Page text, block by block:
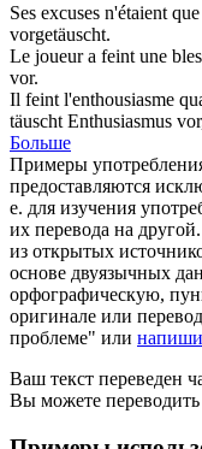
Ses excuses n'étaient que
vorgetäuscht.
Le joueur a feint une
vor.
Il feint l'enthousiasme
täuscht Enthusiasmus
Больше
Примеры
предоставляются
е. для изучения
их перевода на
из открытых
основе двуязычных
орфографическую,
оригинале или
проблеме" или
Ваш текст переведен
Вы можете переводить